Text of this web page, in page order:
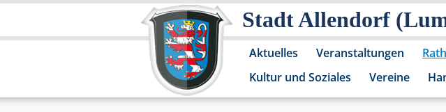
Stadt Allendorf
Aktuelles Veranstaltungen
Kultur und Soziales
Vereine